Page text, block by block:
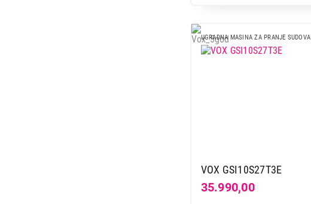
UGRADNA MASINA ZA PRANJE SUDOVA
VOX GSI10S27T3E
35.990,00